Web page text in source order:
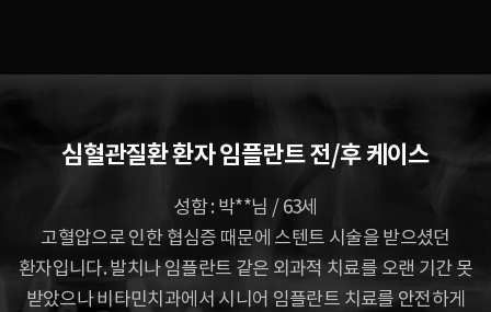
심혈관질환 환자 임플란트 전/후 케이스
성함 : 박**님 / 63세
고혈압으로 인한 협심증 때문에 스텐트 시술을 받으셨던
환자입니다. 발치나 임플란트 같은 외과적 치료를 오랜 기간 못
받았으나 비타민치과에서 시니어 임플란트 치료를 안전하게